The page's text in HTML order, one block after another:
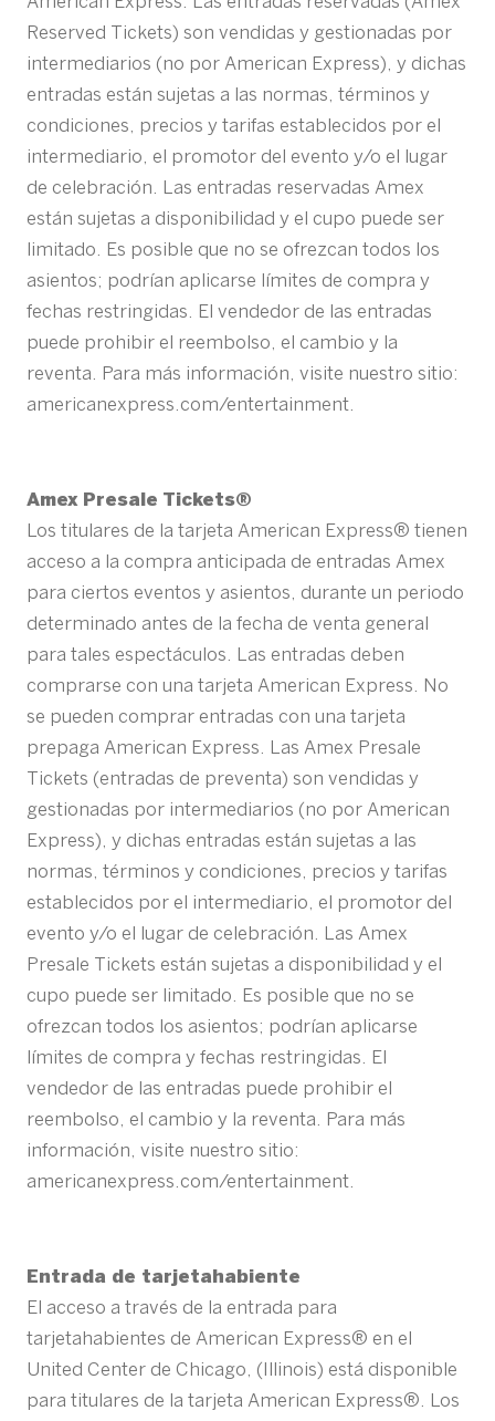
Reserved Tickets) son vendidas y gestionadas por
intermediarios (no por American Express), y dichas
entradas están sujetas a las normas, términos y
condiciones, precios y tarifas establecidos por el
intermediario, el promotor del evento y/o el lugar
de celebración. Las entradas reservadas Amex
están sujetas a disponibilidad y el cupo puede ser
limitado. Es posible que no se ofrezcan todos los
asientos; podrían aplicarse límites de compra y
fechas restringidas. El vendedor de las entradas
puede prohibir el reembolso, el cambio y la
reventa. Para más información, visite nuestro sitio:
americanexpress.com/entertainment.
Amex Presale Tickets®
Los titulares de la tarjeta American Express® tienen
acceso a la compra anticipada de entradas Amex
para ciertos eventos y asientos, durante un periodo
determinado antes de la fecha de venta general
para tales espectáculos. Las entradas deben
comprarse con una tarjeta American Express. No
se pueden comprar entradas con una tarjeta
prepaga American Express. Las Amex Presale
Tickets (entradas de preventa) son vendidas y
gestionadas por intermediarios (no por American
Express), y dichas entradas están sujetas a las
normas, términos y condiciones, precios y tarifas
establecidos por el intermediario, el promotor del
evento y/o el lugar de celebración. Las Amex
Presale Tickets están sujetas a disponibilidad y el
cupo puede ser limitado. Es posible que no se
ofrezcan todos los asientos; podrían aplicarse
límites de compra y fechas restringidas. El
vendedor de las entradas puede prohibir el
reembolso, el cambio y la reventa. Para más
información, visite nuestro sitio:
americanexpress.com/entertainment.
Entrada de tarjetahabiente
El acceso a través de la entrada para
tarjetahabientes de American Express® en el
United Center de Chicago, (Illinois) está disponible
para titulares de la tarjeta American Express®. Los